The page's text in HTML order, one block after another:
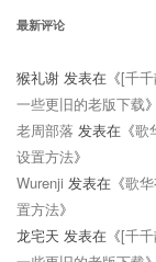
最新评论
猴礼谢发表在《[千
一些更旧的老版下载》
老周部落 发表在《歌
设置方法》
Wurenji 发表在《歌
置方法》
龙宅天 发表在《[千